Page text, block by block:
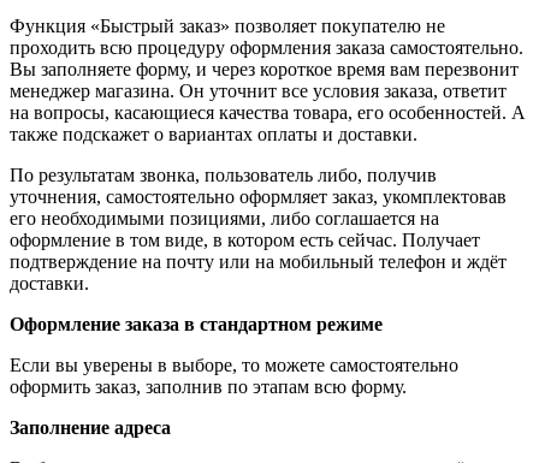
Функция «Быстрый заказ» позволяет покупателю не
проходить всю процедуру оформления заказа самостоятельно.
Вы заполняете форму, и через короткое время вам перезвонит
менеджер магазина. Он уточнит все условия заказа, ответит
на вопросы, касающиеся качества товара, его особенностей. А
также подскажет о вариантах оплаты и доставки.
По результатам звонка, пользователь либо, получив
уточнения, самостоятельно оформляет заказ, укомплектовав
его необходимыми позициями, либо соглашается на
оформление в том виде, в котором есть сейчас. Получает
подтверждение на почту или на мобильный телефон и ждёт
доставки.
Оформление заказа в стандартном режиме
Если вы уверены в выборе, то можете самостоятельно
оформить заказ, заполнив по этапам всю форму.
Заполнение адреса